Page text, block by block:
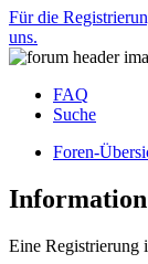
Für die
uns.
FAQ
Suche
Foren-
Information
Eine Registrierung